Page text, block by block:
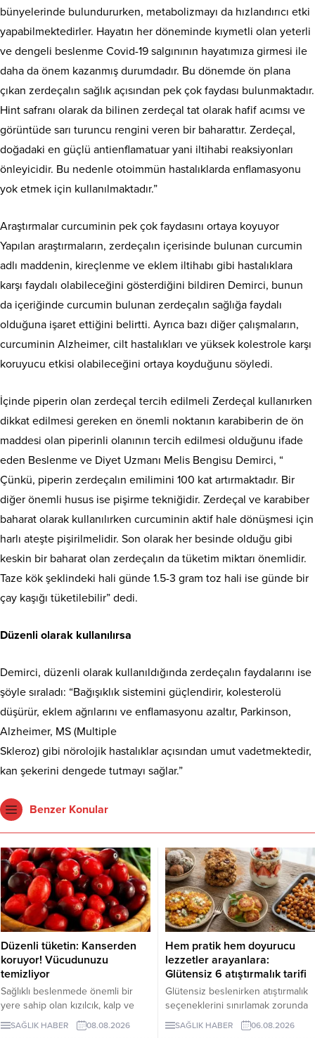
bünyelerinde bulundururken, metabolizmayı da hızlandırıcı etki
yapabilmektedirler. Hayatın her döneminde kıymetli olan yeterli
ve dengeli beslenme Covid-19 salgınının hayatımıza girmesi ile
daha da önem kazanmış durumdadır. Bu dönemde ön plana
çıkan zerdeçalın sağlık açısından pek çok faydası bulunmaktadır.
Hint safranı olarak da bilinen zerdeçal tat olarak hafif acımsı ve
görüntüde sarı turuncu rengini veren bir baharattır. Zerdeçal,
doğadaki en güçlü antienflamatuar yani iltihabi reaksiyonları
önleyicidir. Bu nedenle otoimmün hastalıklarda enflamasyonu
yok etmek için kullanılmaktadır.”
Araştırmalar curcuminin pek çok faydasını ortaya koyuyor
Yapılan araştırmaların, zerdeçalın içerisinde bulunan curcumin
adlı maddenin, kireçlenme ve eklem iltihabı gibi hastalıklara
karşı faydalı olabileceğini gösterdiğini bildiren Demirci, bunun
da içeriğinde curcumin bulunan zerdeçalın sağlığa faydalı
olduğuna işaret ettiğini belirtti. Ayrıca bazı diğer çalışmaların,
curcuminin Alzheimer, cilt hastalıkları ve yüksek kolestrole karşı
koruyucu etkisi olabileceğini ortaya koyduğunu söyledi.
İçinde piperin olan zerdeçal tercih edilmeli Zerdeçal kullanırken
dikkat edilmesi gereken en önemli noktanın karabiberin de ön
maddesi olan piperinli olanının tercih edilmesi olduğunu ifade
eden Beslenme ve Diyet Uzmanı Melis Bengisu Demirci, “
Çünkü, piperin zerdeçalın emilimini 100 kat artırmaktadır. Bir
diğer önemli husus ise pişirme tekniğidir. Zerdeçal ve karabiber
baharat olarak kullanılırken curcuminin aktif hale dönüşmesi için
harlı ateşte pişirilmelidir. Son olarak her besinde olduğu gibi
keskin bir baharat olan zerdeçalın da tüketim miktarı önemlidir.
Taze kök şeklindeki hali günde 1.5-3 gram toz hali ise günde bir
çay kaşığı tüketilebilir” dedi.
Düzenli olarak kullanılırsa
Demirci, düzenli olarak kullanıldığında zerdeçalın faydalarını ise
şöyle sıraladı: “Bağışıklık sistemini güçlendirir, kolesterolü
düşürür, eklem ağrılarını ve enflamasyonu azaltır, Parkinson,
Alzheimer, MS (Multiple
Skleroz) gibi nörolojik hastalıklar açısından umut vadetmektedir,
kan şekerini dengede tutmayı sağlar.”
Benzer Konular
Düzenli tüketin: Kanserden
koruyor! Vücudunuzu
temizliyor
Sağlıklı beslenmede önemli bir
yere sahip olan kızılcık, kalp ve
damar sistemini desteklerken
bağışıklık sisteminin güçlenmesine
SAĞLIK HABER 08.08.2026
Hem pratik hem doyurucu
lezzetler arayanlara:
Glütensiz 6 atıştırmalık tarifi
Glütensiz beslenirken atıştırmalık
seçeneklerini sınırlamak zorunda
değilsiniz. Evde kolayca
hazırlayabileceğiniz bu 5 glütensiz
SAĞLIK HABER 06.08.2026